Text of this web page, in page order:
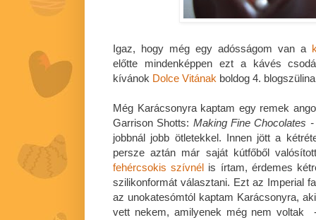
Igaz, hogy még egy adósságom van a
előtte mindenképpen ezt a kávés
kívánok Dolce Vitának boldog 4.
Még Karácsonyra kaptam egy remek
Garrison Shotts: Making Fine Chocolates
jobbnál jobb ötletekkel. Innen jött a
persze aztán már saját kútfőből
fehércsokis szívnél is írtam, érdemes
szilikonformát választani. Ezt az Imperial
az unokatesómtól kaptam Karácsonyra,
vett nekem, amilyenek még nem voltak